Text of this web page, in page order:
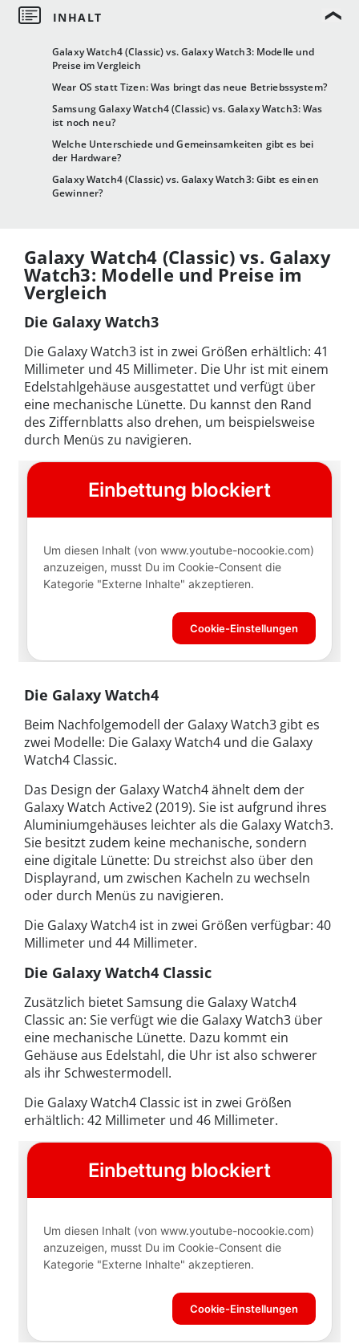
Galaxy Watch4 (Classic) vs. Galaxy Watch3: Modelle und
Preise im Vergleich
Wear OS statt Tizen: Was bringt das neue Betriebssystem?
Samsung Galaxy Watch4 (Classic) vs. Galaxy Watch3: Was
ist noch neu?
Welche Unterschiede und Gemeinsamkeiten gibt es bei
der Hardware?
Galaxy Watch4 (Classic) vs. Galaxy Watch3: Gibt es einen
Gewinner?
Galaxy Watch4 (Classic) vs. Galaxy
Watch3: Modelle und Preise im
Vergleich
Die Galaxy Watch3
Die Galaxy Watch3 ist in zwei Größen erhältlich: 41
Millimeter und 45 Millimeter. Die Uhr ist mit einem
Edelstahlgehäuse ausgestattet und verfügt über
eine mechanische Lünette. Du kannst den Rand
des Ziffernblatts also drehen, um beispielsweise
durch Menüs zu navigieren.
Die Galaxy Watch4
Beim Nachfolgemodell der Galaxy Watch3 gibt es
zwei Modelle: Die Galaxy Watch4 und die Galaxy
Watch4 Classic.
Das Design der Galaxy Watch4 ähnelt dem der
Galaxy Watch Active2 (2019). Sie ist aufgrund ihres
Aluminiumgehäuses leichter als die Galaxy Watch3.
Sie besitzt zudem keine mechanische, sondern
eine digitale Lünette: Du streichst also über den
Displayrand, um zwischen Kacheln zu wechseln
oder durch Menüs zu navigieren.
Die Galaxy Watch4 ist in zwei Größen verfügbar: 40
Millimeter und 44 Millimeter.
Die Galaxy Watch4 Classic
Zusätzlich bietet Samsung die Galaxy Watch4
Classic an: Sie verfügt wie die Galaxy Watch3 über
eine mechanische Lünette. Dazu kommt ein
Gehäuse aus Edelstahl, die Uhr ist also schwerer
als ihr Schwestermodell.
Die Galaxy Watch4 Classic ist in zwei Größen
erhältlich: 42 Millimeter und 46 Millimeter.